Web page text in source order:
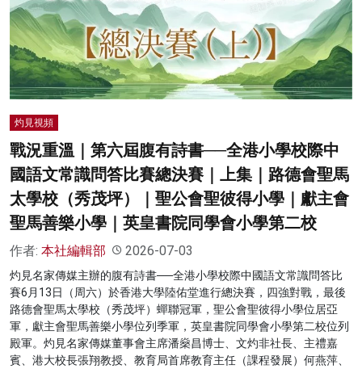
灼見視頻
戰況重溫｜第六屆腹有詩書──全港小學校際中
國語文常識問答比賽總決賽｜上集｜路德會聖馬
太學校（秀茂坪）｜聖公會聖彼得小學｜獻主會
聖馬善樂小學｜英皇書院同學會小學第二校
作者: 本社編輯部 2026-07-03
灼見名家傳媒主辦的腹有詩書──全港小學校際中國語文常識問答比
賽6月13日（周六）於香港大學陸佑堂進行總決賽，四強對戰，最後
路德會聖馬太學校（秀茂坪）蟬聯冠軍，聖公會聖彼得小學位居亞
軍，獻主會聖馬善樂小學位列季軍，英皇書院同學會小學第二校位列
殿軍。灼見名家傳媒董事會主席潘燊昌博士、文灼非社長、主禮嘉
賓、港大校長張翔教授、教育局首席教育主任（課程發展）何燕萍、